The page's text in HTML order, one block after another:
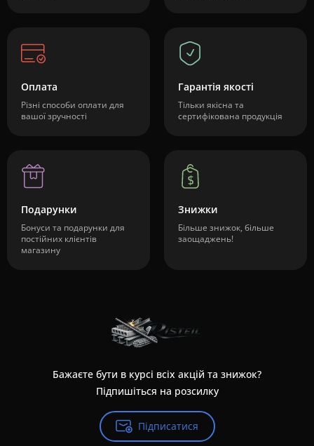
Оплата
Різні способи оплати для
вашої зручності
Гарантія якості
Тільки якісна та
сертифікована продукція
Подарунки
Бонуси та подарунки для
постійних клієнтів
магазину
Знижки
Більше знижок, більше
заощаджень!
Бажаєте бути в курсі всіх акцій та знижок?
Підпишіться на розсилку
Підписатися